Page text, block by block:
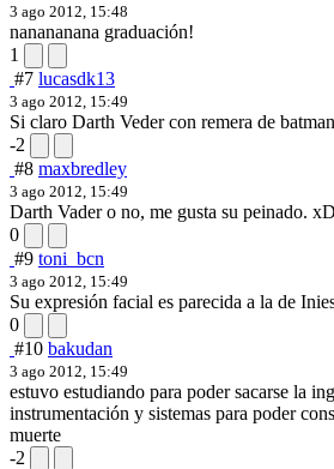
3 ago 2012, 15:48
nanananana graduación!
1
#7 lucasdk13
3 ago 2012, 15:49
Si claro Darth Veder con remera de batman
-2
#8 maxbredley
3 ago 2012, 15:49
Darth Vader o no, me gusta su peinado. xD
0
#9 toni_bcn
3 ago 2012, 15:49
Su expresión facial es parecida a la de
0
#10 bakudan
3 ago 2012, 15:49
estuvo estudiando para poder sacarse la
instrumentación y sistemas para poder
muerte
-2